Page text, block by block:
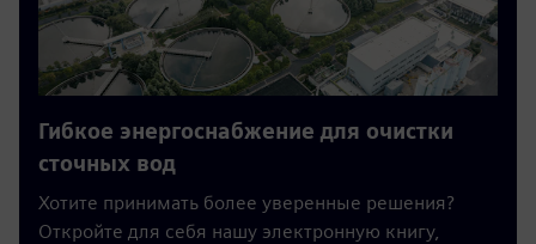
Гибкое энергоснабжение для очистки
сточных вод
Хотите принимать более уверенные решения?
Откройте для себя нашу электронную книгу,